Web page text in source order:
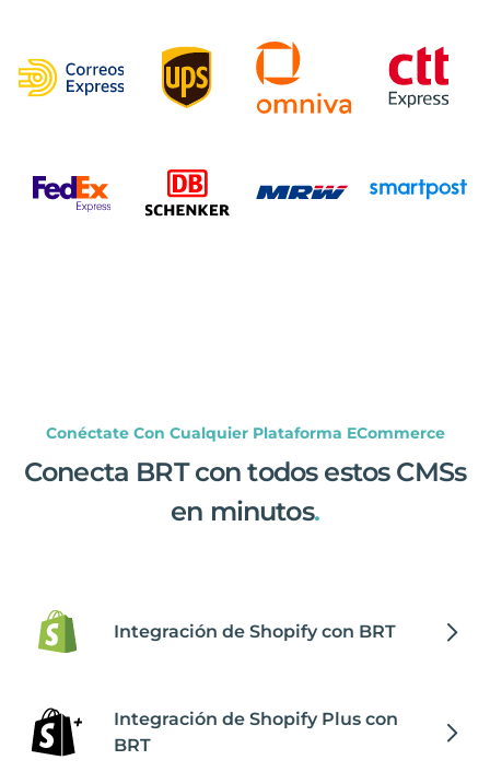
Conéctate Con Cualquier Plataforma ECommerce
Conecta BRT con todos estos CMSs
en minutos.
Integración de Shopify con BRT
Integración de Shopify Plus con
BRT